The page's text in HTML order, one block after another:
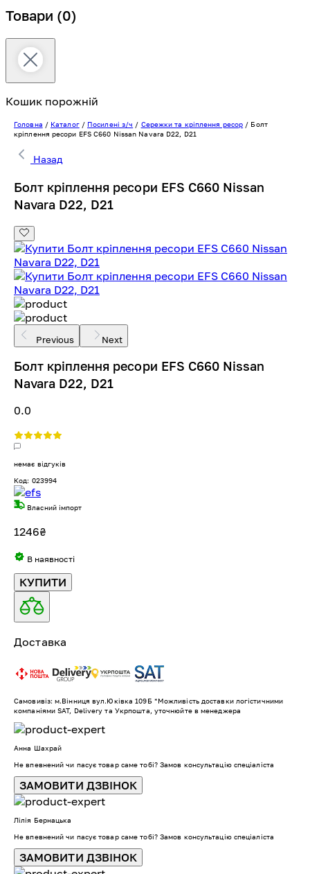
Товари (0)
Кошик порожній
Головна / Каталог/ Посилені з/ч / Сережки та кріплення ресор / Болт
кріплення ресори EFS C660 Nissan Navara D22, D21
Назад
Болт кріплення ресори EFS C660 Nissan
Navara D22, D21
Previous Next
Болт кріплення ресори EFS C660 Nissan
Navara D22, D21
0.0
немає відгуків
Код: 023994
Власний імпорт
1246₴
В наявності
КУПИТИ
Доставка
Самовивіз: м.Вінниця вул.Юківка 109Б *Можливість доставки логістичними
компаніями SAT, Delivery та Укрпошта, уточнюйте в менеджера
Анна Шахрай
Не впевнений чи пасує товар саме тобі? Замов консультацію спеціаліста
ЗАМОВИТИ ДЗВІНОК
Лілія Бернацька
Не впевнений чи пасує товар саме тобі? Замов консультацію спеціаліста
ЗАМОВИТИ ДЗВІНОК